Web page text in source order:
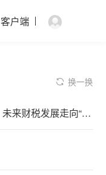
客户端
换一换
对话:普;华永道庄树清：未来财税发展走向“税务+AI”，AI应用底线依然是“数据可控”